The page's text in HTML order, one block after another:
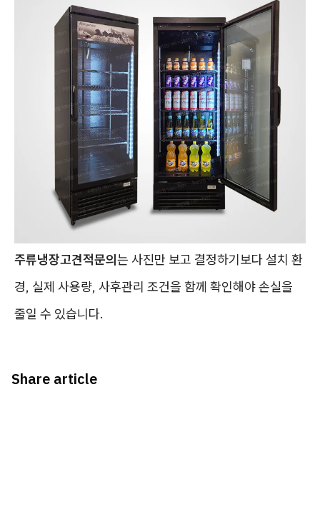
주류냉장고견적문의는 사진만 보고 결정하기보다 설치 환
경, 실제 사용량, 사후관리 조건을 함께 확인해야 손실을
줄일 수 있습니다.
Share article